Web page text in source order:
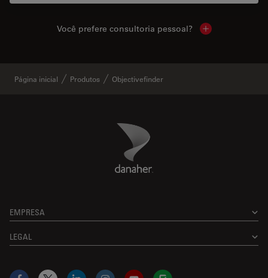
Você prefere consultoria pessoal? Show local
Página inicial Produtos Objectivefinder
Danaher Logo
EMPRESA
LEGAL